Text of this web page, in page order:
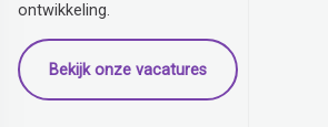
ontwikkeling.
Bekijk onze vacatures